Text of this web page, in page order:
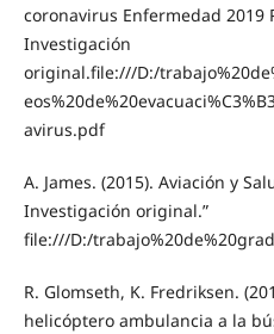
coronavirus Enfermedad 2019
Investigación
original.file:///D:/
avirus.pdf
A. James. (2015). Aviación y
Investigación original.”
file:///D:/
R. Glomseth, K. Fredriksen.
helicóptero ambulancia a la